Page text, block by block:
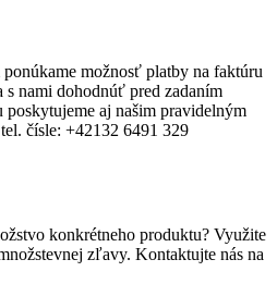
možnosť platby na faktúru
s nami dohodnúť pred zadaním
aj našim pravidelným
čísle: +42132 6491 329
konkrétneho produktu? Využite
zľavy. Kontaktujte nás na